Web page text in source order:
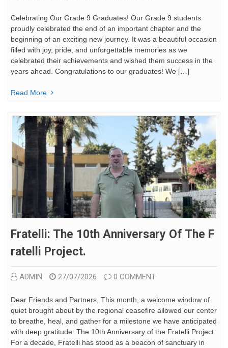
Celebrating Our Grade 9 Graduates! Our Grade 9 students
proudly celebrated the end of an important chapter and the
beginning of an exciting new journey. It was a beautiful occasion
filled with joy, pride, and unforgettable memories as we
celebrated their achievements and wished them success in the
years ahead. Congratulations to our graduates! We […]
Read More
Fratelli: The 10th Anniversary Of The F
Ratelli Project.
ADMIN 27/07/2026 0 COMMENT
Dear Friends and Partners, This month, a welcome window of
quiet brought about by the regional ceasefire allowed our center
to breathe, heal, and gather for a milestone we have anticipated
with deep gratitude: The 10th Anniversary of the Fratelli Project.
For a decade, Fratelli has stood as a beacon of sanctuary in